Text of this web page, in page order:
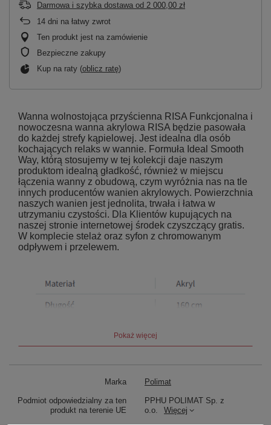
Darmowa i szybka dostawa od 2 000,00 zł
14 dni na łatwy zwrot
Ten produkt jest na zamówienie
Bezpieczne zakupy
Kup na raty (oblicz ratę)
Wanna wolnostojąca przyścienna RISA Funkcjonalna i
nowoczesna wanna akrylowa RISA będzie pasowała
do każdej strefy kąpielowej. Jest idealna dla osób
kochających relaks w wannie. Formuła Ideal Smooth
Way, którą stosujemy w tej kolekcji daje naszym
produktom idealną gładkość, również w miejscu
łączenia wanny z obudową, czym wyróżnia nas na tle
innych producentów wanien akrylowych. Powierzchnia
naszych wanien jest jednolita, trwała i łatwa w
utrzymaniu czystości. Dla Klientów kupujących na
naszej stronie internetowej środek czyszczący gratis.
W komplecie stelaż oraz syfon z chromowanym
odpływem i przelewem.
Pokaż więcej
Marka Polimat
Podmiot odpowiedzialny za ten
produkt na terenie UE
PPHU POLIMAT Sp. z
o.o.
Więcej